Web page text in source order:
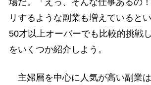
場だ。「えっ、そんな仕事あるの
リするような副業も増えていると
50才以上オーバーでも比較的挑戦
をいくつか紹介しよう。
主婦層を中心に人気が高い副業は